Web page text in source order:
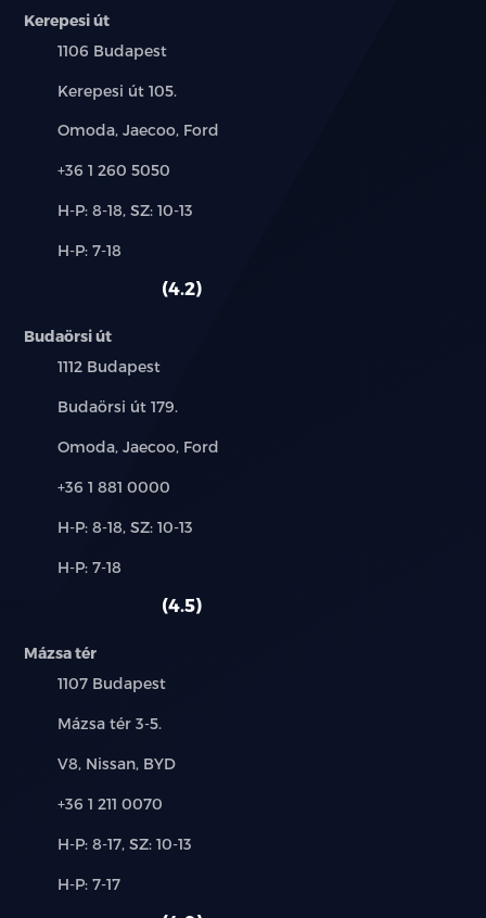
Kerepesi út
Település:
1106 Budapest
Cím:
Kerepesi út 105.
Márkák:
Omoda, Jaecoo, Ford
Telefon:
+36 1 260 5050
Új-
használt
H-P: 8-18, SZ: 10-13
Alkatrész,
H-P: 7-18
4.2
Budaörsi út
Település:
1112 Budapest
Cím:
Budaörsi út 179.
Márkák:
Omoda, Jaecoo, Ford
Telefon:
+36 1 881 0000
Új-
használt
H-P: 8-18, SZ: 10-13
Alkatrész,
H-P: 7-18
4.5
Mázsa tér
Település:
1107 Budapest
Cím:
Mázsa tér 3-5.
Márkák:
V8, Nissan, BYD
Telefon:
+36 1 211 0070
Új-
használt
H-P: 8-17, SZ: 10-13
Alkatrész,
H-P: 7-17